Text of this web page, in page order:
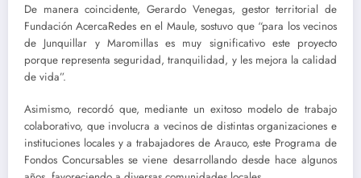
De manera coincidente, Gerardo Venegas, gestor territorial de
Fundación AcercaRedes en el Maule, sostuvo que “para los vecinos
de Junquillar y Maromillas es muy significativo este proyecto
porque representa seguridad, tranquilidad, y les mejora la calidad
de vida”.
Asimismo, recordó que, mediante un exitoso modelo de trabajo
colaborativo, que involucra a vecinos de distintas organizaciones e
instituciones locales y a trabajadores de Arauco, este Programa de
Fondos Concursables se viene desarrollando desde hace algunos